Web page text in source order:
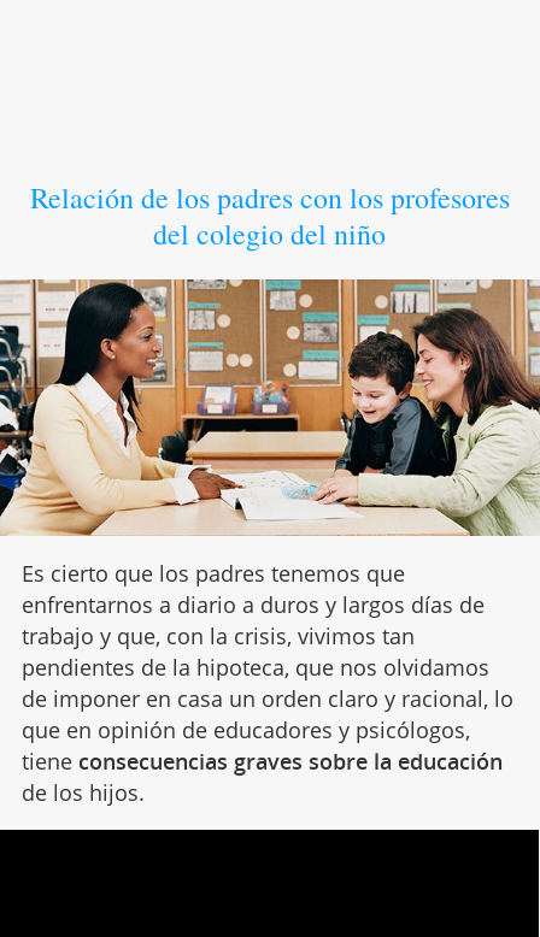
Relación de los padres con los profesores
del colegio del niño
Es cierto que los padres tenemos que
enfrentarnos a diario a duros y largos días de
trabajo y que, con la crisis, vivimos tan
pendientes de la hipoteca, que nos olvidamos
de imponer en casa un orden claro y racional, lo
que en opinión de educadores y psicólogos,
tiene consecuencias graves sobre la educación
de los hijos.